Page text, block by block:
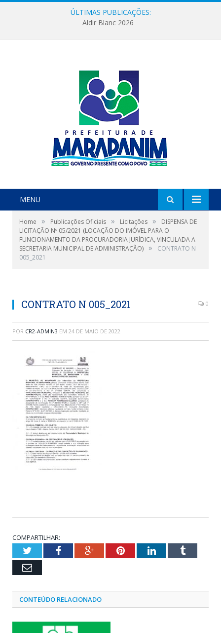
ÚLTIMAS PUBLICAÇÕES:
Aldir Blanc 2026
MENU
Home » Publicações Oficiais » Licitações »
DISPENSA DE
LICITAÇÃO Nº 05/2021 (LOCAÇÃO DO IMÓVEL PARA O
FUNCIONAMENTO DA PROCURADORIA JURÍDICA, VINCULADA A
SECRETARIA MUNICIPAL DE ADMINISTRAÇÃO) »
CONTRATO N
005_2021
CONTRATO N 005_2021 0
POR CR2-ADMIN3 EM 24 DE MAIO DE 2022
COMPARTILHAR:
TwitterFacebookGoogle+PinterestLinkedInTumblr
Email
CONTEÚDO RELACIONADO